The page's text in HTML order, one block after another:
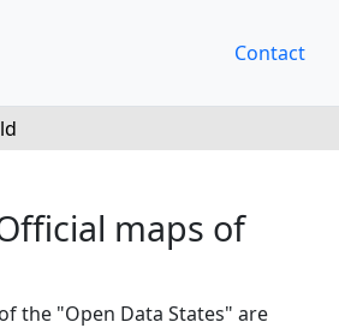
Contact
maps of
the "Open Data States" are